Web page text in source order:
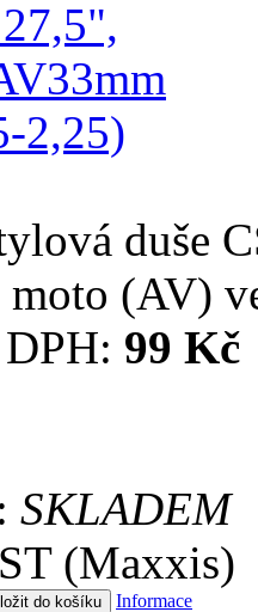
duše
(AV)
DPH: 99 Kč
SKLADEM
(Maxxis)
Informace